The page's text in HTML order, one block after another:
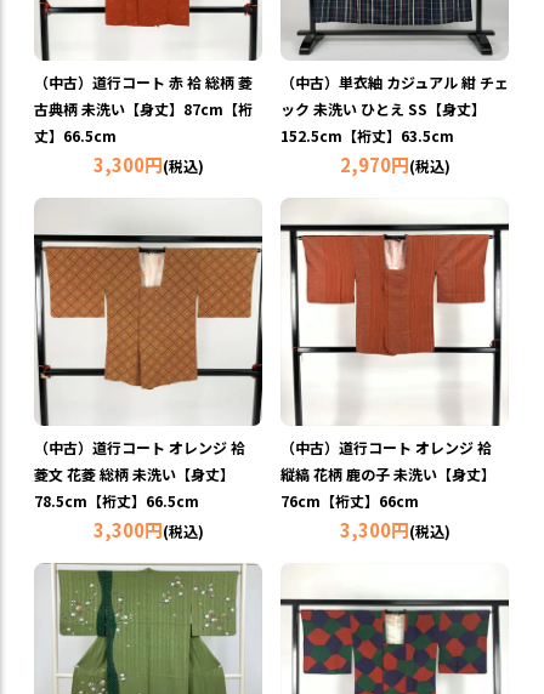
（中古）道行コート 赤 袷 総柄 菱
古典柄 未洗い【身丈】87cm【裄
丈】66.5cm
3,300円(税込)
（中古）単衣紬 カジュアル 紺 チェ
ック 未洗い ひとえ SS【身丈】
152.5cm【裄丈】63.5cm
2,970円(税込)
（中古）道行コート オレンジ 袷
菱文 花菱 総柄 未洗い【身丈】
78.5cm【裄丈】66.5cm
3,300円(税込)
（中古）道行コート オレンジ 袷
縦縞 花柄 鹿の子 未洗い【身丈】
76cm【裄丈】66cm
3,300円(税込)